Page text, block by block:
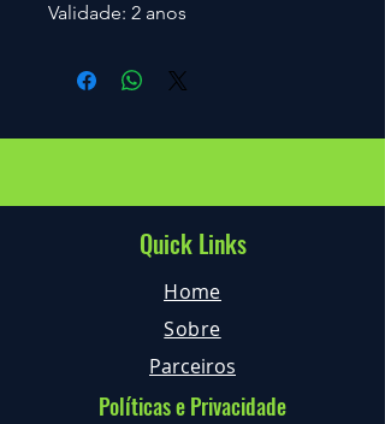
Validade: 2 anos
Quick Links
Home
Sobre
Parceiros
Políticas e Privacidade